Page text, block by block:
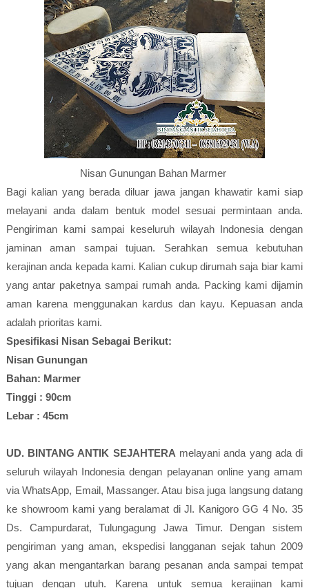
Nisan Gunungan Bahan Marmer
Bagi kalian yang berada diluar jawa jangan khawatir kami siap
melayani anda dalam bentuk model sesuai permintaan anda.
Pengiriman kami sampai keseluruh wilayah Indonesia dengan
jaminan aman sampai tujuan. Serahkan semua kebutuhan
kerajinan anda kepada kami. Kalian cukup dirumah saja biar kami
yang antar paketnya sampai rumah anda. Packing kami dijamin
aman karena menggunakan kardus dan kayu. Kepuasan anda
adalah prioritas kami.
Spesifikasi Nisan Sebagai Berikut:
Nisan Gunungan
Bahan: Marmer
Tinggi : 90cm
Lebar : 45cm
UD. BINTANG ANTIK SEJAHTERA melayani anda yang ada di
seluruh wilayah Indonesia dengan pelayanan online yang amam
via WhatsApp, Email, Massanger. Atau bisa juga langsung datang
ke showroom kami yang beralamat di Jl. Kanigoro GG 4 No. 35
Ds. Campurdarat, Tulungagung Jawa Timur. Dengan sistem
pengiriman yang aman, ekspedisi langganan sejak tahun 2009
yang akan mengantarkan barang pesanan anda sampai tempat
tujuan dengan utuh. Karena untuk semua kerajinan kami